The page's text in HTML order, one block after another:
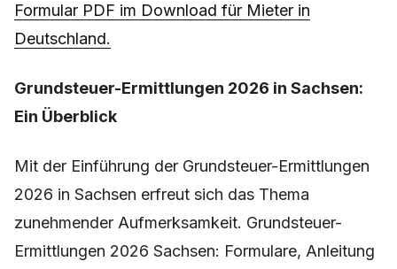
Formular PDF im Download für Mieter in
Deutschland.
Grundsteuer-Ermittlungen 2026 in Sachsen:
Ein Überblick
Mit der Einführung der Grundsteuer-Ermittlungen
2026 in Sachsen erfreut sich das Thema
zunehmender Aufmerksamkeit. Grundsteuer-
Ermittlungen 2026 Sachsen: Formulare, Anleitung